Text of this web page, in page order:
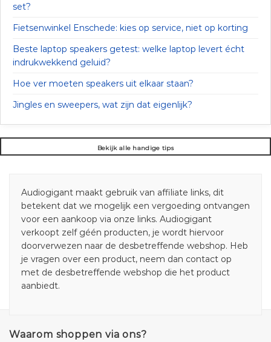
set?
Fietsenwinkel Enschede: kies op service, niet op korting
Beste laptop speakers getest: welke laptop levert écht
indrukwekkend geluid?
Hoe ver moeten speakers uit elkaar staan?
Jingles en sweepers, wat zijn dat eigenlijk?
Bekijk alle handige tips
Audiogigant maakt gebruik van affiliate links, dit
betekent dat we mogelijk een vergoeding ontvangen
voor een aankoop via onze links. Audiogigant
verkoopt zelf géén producten, je wordt hiervoor
doorverwezen naar de desbetreffende webshop. Heb
je vragen over een product, neem dan contact op
met de desbetreffende webshop die het product
aanbiedt.
Waarom shoppen via ons?